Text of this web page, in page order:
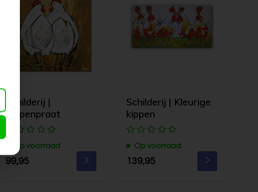
Schilderij |
Kippenpraat
Op voorraad
99,95
Schilderij | Kleurige
kippen
Op voorraad
139,95